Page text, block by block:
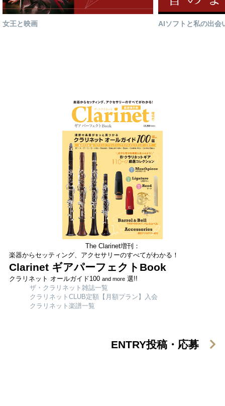
女王と映画 AIソフトと私の出会
The Clarinet増刊：
楽器からセッティング、アクセサリーのすべてがわかる！
Clarinet ギアパーフェクトBook
クラリネット オールガイド100 and more選!!
ザ・クラリネット雑誌一覧
クラリネットCLUB定額【月額プラン】入会
クラリネット楽譜一覧
ENTRY投稿・応募